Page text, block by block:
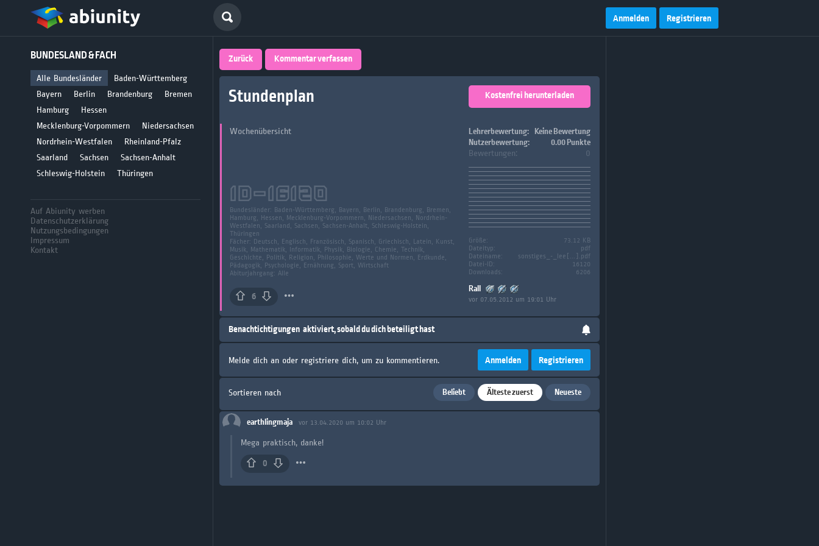
Anmelden Registrieren
BUNDESLAND & FACH
Alle Bundesländer
Baden-Württemberg
Bayern
Berlin Brandenburg
Bremen
Hamburg
Hessen
Mecklenburg-Vorpommern
Niedersachsen
Nordrhein-Westfalen
Rheinland-Pfalz
Saarland
Sachsen
Sachsen-Anhalt
Schleswig-Holstein
Thüringen
Auf Abiunity werben
Datenschutzerklärung
Nutzungsbedingungen
Impressum
Kontakt
Deutschlands
größte Plattform
für Abiturienten
Zurück Kommentar verfassen
Stundenplan Kostenfrei herunterladen
Lehrerbewertung: Keine Bewertung
Nutzerbewertung:
0.00 Punkte
Bewertungen: 0
Größe:
73.12 KB
Dateityp:
pdf
Dateiname:
sonstiges_-_lee[...].pdf
Datei-ID:
16120
Downloads:
6206
Rall
vor 07.05.2012 um 19:01 Uhr
Wochenübersicht
ID-16120
Bundesländer: Baden-Württemberg, Bayern, Berlin, Brandenburg, Bremen,
Hamburg, Hessen, Mecklenburg-Vorpommern, Niedersachsen, Nordrhein-
Westfalen, Saarland, Sachsen, Sachsen-Anhalt, Schleswig-Holstein,
Thüringen
Fächer: Deutsch, Englisch, Französisch, Spanisch, Griechisch, Latein, Kunst,
Musik, Mathematik, Informatik, Physik, Biologie, Chemie, Technik,
Geschichte, Politik, Religion, Philosophie, Werte und Normen, Erdkunde,
Pädagogik, Psychologie, Ernährung, Sport, Wirtschaft
Abiturjahrgang: Alle
6
Benachtichtigungen aktiviert, sobald du dich beteiligt hast
Melde dich an oder registriere dich, um zu kommentieren. Anmelden Registrieren
Sortieren nach Beliebt Älteste zuerst Neueste
earthlingmaja vor 13.04.2020 um 10:02 Uhr
Mega praktisch, danke!
0